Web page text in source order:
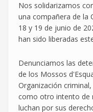
Nos solidarizamos
una compañera de la
18 y 19 de junio de
han sido liberadas
Denunciamos las
de los Mossos
Organización
como otro intento de
luchan por sus